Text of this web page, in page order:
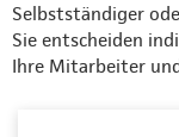
Selbstständiger
Sie entscheiden
Ihre Mitarbeiter